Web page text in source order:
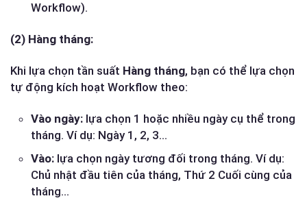
Workflow).
(2) Hàng tháng:
Khi lựa chọn tần suất Hàng tháng, bạn có thể lựa chọn
tự động kích hoạt Workflow theo:
Vào ngày: lựa chọn 1 hoặc nhiều ngày cụ thể trong
tháng. Ví dụ: Ngày 1, 2, 3…
Vào: lựa chọn ngày tương đối trong tháng. Ví dụ:
Chủ nhật đầu tiên của tháng, Thứ 2 Cuối cùng của
tháng…